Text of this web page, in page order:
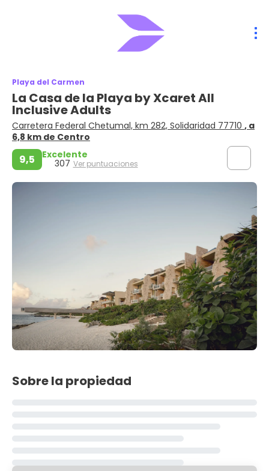
Playa del Carmen
La Casa de la Playa by Xcaret All
Inclusive Adults
Carretera Federal Chetumal, km 282, Solidaridad 77710 , a
6,8 km de Centro
9,5 Excelente
307 Ver puntuaciones
Sobre la propiedad